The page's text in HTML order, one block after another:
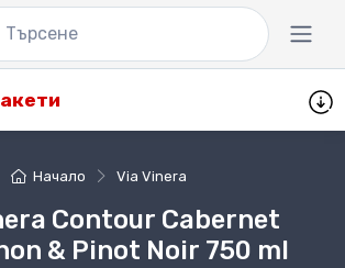
Начало Via Vinera
Contour Cabernet
& Pinot Noir 750 ml